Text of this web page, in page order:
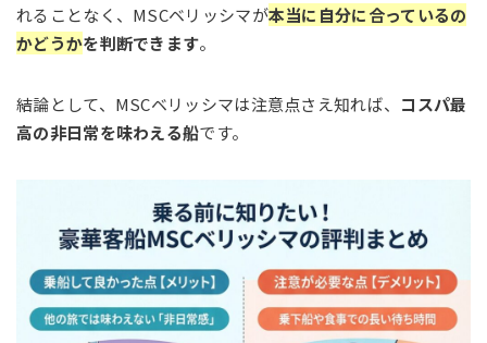
れることなく、MSCベリッシマが本当に自分に合っているの
かどうかを判断できます。
結論として、MSCベリッシマは注意点さえ知れば、 コスパ最
高の非日常を味わえる船です。